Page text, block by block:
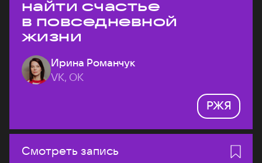
найти счастье
в повседневной
жизни
Ирина Романчук
VK, ОК
РЖЯ
Смотреть запись